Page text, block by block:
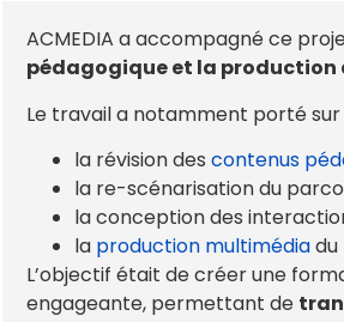
ACMEDIA a accompagné ce
pédagogique et la production
Le travail a notamment porté sur
la révision des contenus
la re-scénarisation du
la conception des
la production multimédiadu
L’objectif était de créer une
engageante, permettant de